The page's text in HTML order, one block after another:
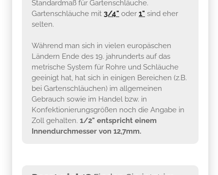
Standardmaß für Gartenschläuche.
Gartenschläuche mit 3/4" oder 1" sind eher
selten.
Während man sich in vielen europäschen
Ländern Ende des 19. jahrunderts auf das
metrische System für Rohre und Schläuche
geeinigt hat, hat sich in einigen Bereichen (z.B.
bei Gartenschläuchen) im allgemeinen
Gebrauch sowie im Handel bzw. in
Konfektionierungsgrößen noch die Angabe in
Zoll gehalten. 1/2" entspricht einem
Innendurchmesser von 12,7mm.